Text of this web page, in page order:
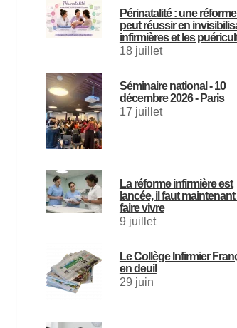
Périnatalité : une
peut réussir en
infirmières et les
18 juillet
Séminaire national - 10
décembre 2026 - Paris
17 juillet
La réforme infirmière est
lancée, il faut maintenant
faire vivre
9 juillet
Le Collège Infirmier
en deuil
29 juin